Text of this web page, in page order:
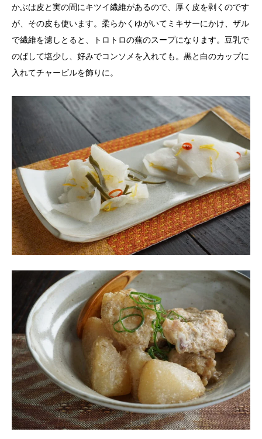
かぶは皮と実の間にキツイ繊維があるので、厚く皮を剥くのです
が、その皮も使います。柔らかくゆがいてミキサーにかけ、ザル
で繊維を濾しとると、トロトロの蕪のスープになります。豆乳で
のばして塩少し、好みでコンソメを入れても。黒と白のカップに
入れてチャービルを飾りに。